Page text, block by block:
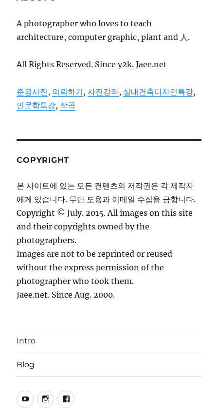
A photographer who loves to teach
architecture, computer graphic, plant and 人.
All Rights Reserved. Since y2k. Jaee.net
준공사진 , 의뢰하기 ,사진강좌, 실내건축디자인특강,
인문학특강, 작곡
COPYRIGHT
본 사이트에 있는 모든 컨텐츠의 저작권은 각 제작자
에게 있습니다. 무단 도용과 이메일 수집을 금합니다.
Copyright © July. 2015. All images on this site
and their copyrights owned by the
photographers.
Images are not to be reprinted or reused
without the express permission of the
photographer who took them.
Jaee.net. Since Aug. 2000.
Intro
Blog
YouTubeInstagramFacebook